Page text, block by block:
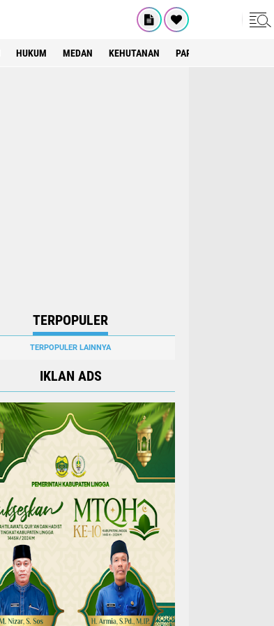
HUKUM MEDAN KEHUTANAN PARIWISATA
TERPOPULER
TERPOPULER LAINNYA
IKLAN ADS